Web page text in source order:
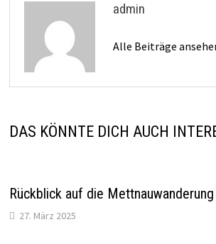
admin
Alle Beiträge
DAS KÖNNTE DICH AUCH
Rückblick auf die Mettnauwanderung
27. März 2025